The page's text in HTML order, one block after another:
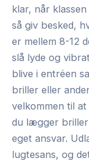
klar, når
så giv besked,
er mellem 8-12
slå lyde og
blive i entréen
briller eller
velkommen til
du lægger
eget ansvar.
lugtesans, og